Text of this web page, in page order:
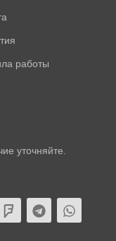
работы
уточняйте.